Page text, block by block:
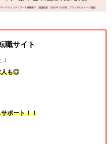
職サイト
」
人も◎
ポート！！